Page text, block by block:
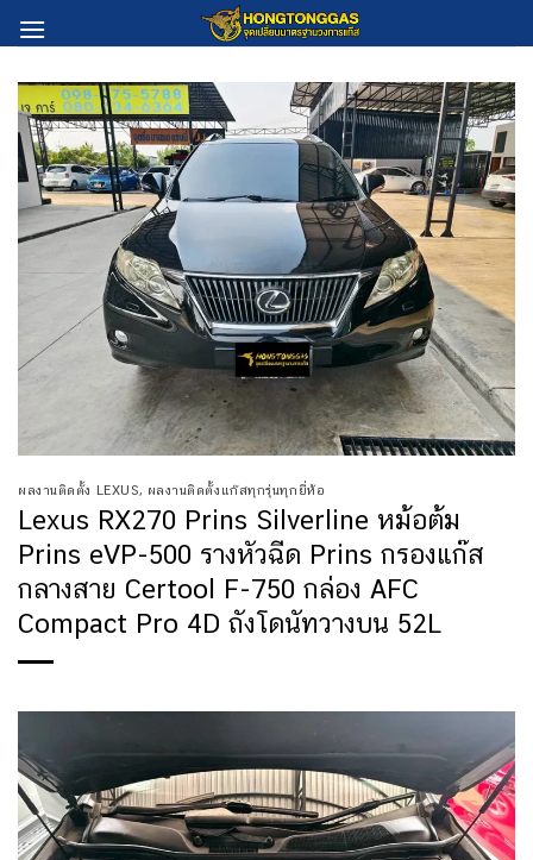
to
ผลงานติดตั้ง LEXUS, ผลงานติดตั้งแก๊สทุกรุ่นทุกยี่ห้อ
Lexus RX270 Prins Silverline หม้อต้ม
Prins eVP-500 รางหัวฉีด Prins กรองแก๊ส
กลางสาย Certool F-750 กล่อง AFC
Compact Pro 4D ถังโดนัทวางบน 52L